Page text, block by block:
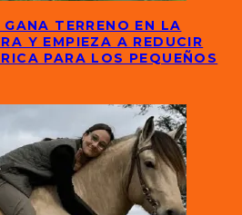
TERRENO EN LA
Y EMPIEZA A REDUCIR
PARA LOS PEQUEÑOS